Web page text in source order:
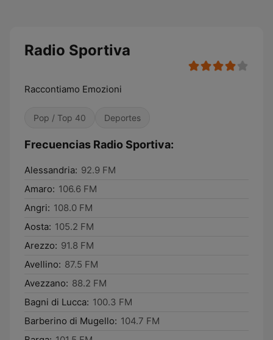
Radio Sportiva
Raccontiamo Emozioni
Pop / Top 40 Deportes
Frecuencias Radio Sportiva:
Alessandria: 92.9 FM
Amaro: 106.6 FM
Angri: 108.0 FM
Aosta: 105.2 FM
Arezzo: 91.8 FM
Avellino: 87.5 FM
Avezzano: 88.2 FM
Bagni di Lucca: 100.3 FM
Barberino di Mugello: 104.7 FM